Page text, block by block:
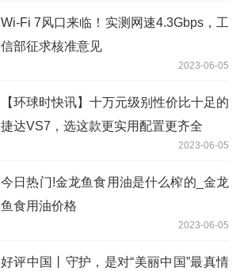
Wi-Fi 7风口来临！实测网速4.3Gbps，工
信部征求核准意见
2023-06-05
【环球时快讯】十万元级别性价比十足的
捷达VS7，选这款更实用配置更齐全
2023-06-05
今日热门!金龙鱼食用油是什么榨的_金龙
鱼食用油价格
2023-06-05
好评中国丨守护，是对“美丽中国”最真情